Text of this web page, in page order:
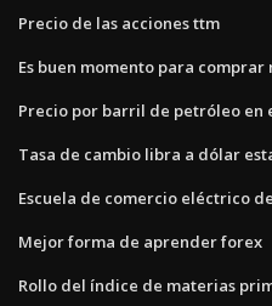
Precio de las acciones ttm
Es buen momento para
Precio por barril de petróleo en
Tasa de cambio libra a dólar
Escuela de comercio eléctrico
Mejor forma de aprender forex
Rollo del índice de materias